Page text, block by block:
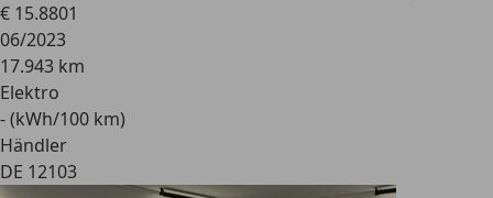
€ 15.8801
06/2023
17.943 km
Elektro
- (kWh/100 km)
Händler
DE 12103